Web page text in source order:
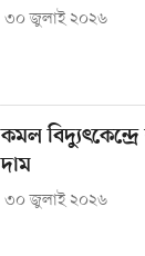
৩০ জুলাই ২০২৬
কমল
দাম
৩০ জুলাই ২০২৬